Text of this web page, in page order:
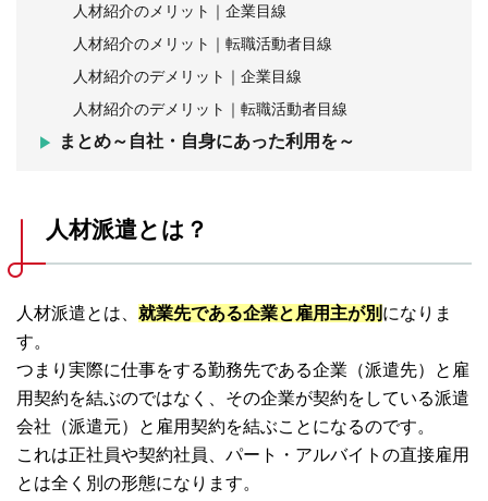
人材紹介のメリット｜企業目線
人材紹介のメリット｜転職活動者目線
人材紹介のデメリット｜企業目線
人材紹介のデメリット｜転職活動者目線
まとめ～自社・自身にあった利用を～
人材派遣とは？
人材派遣とは、 就業先である企業と雇用主が別 になりま
す。
つまり実際に仕事をする勤務先である企業（派遣先）と雇
用契約を結ぶのではなく、その企業が契約をしている派遣
会社（派遣元）と雇用契約を結ぶことになるのです。
これは正社員や契約社員、パート・アルバイトの直接雇用
とは全く別の形態になります。